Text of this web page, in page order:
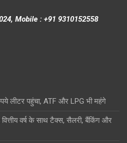
Mobile : +91 9310152558
लीटर पहुंचा, ATF और LPG भी महंगे
वर्ष के साथ टैक्स, सैलरी, बैंकिंग और